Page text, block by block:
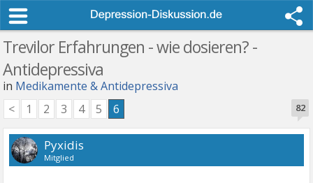
Trevilor Erfahrungen - wie dosieren? -
Antidepressiva
in Medikamente & Antidepressiva
82
< 1 2 3 4 5 6
Pyxidis
Mitglied